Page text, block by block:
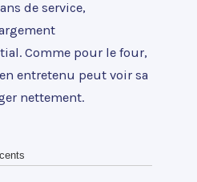
de service,
Comme pour le four,
entretenu peut voir sa
nettement.